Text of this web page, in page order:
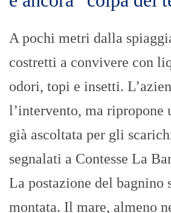
A pochi metri dalla
costretti a convivere con
odori, topi e insetti.
l’intervento, ma ripropone
già ascoltata per gli
segnalati a Contesse La
La postazione del bagnino
montata. Il mare, almeno